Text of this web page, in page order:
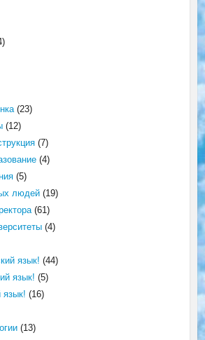
(23)
(12)
(7)
(4)
(5)
людей(19)
(61)
(4)
язык! (44)
язык! (5)
язык! (16)
(13)